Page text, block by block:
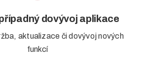
dovývoj aplikace
aktualizace či dovývoj nových
funkcí